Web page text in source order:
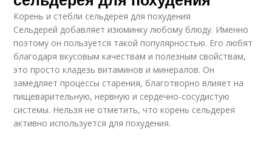
Корень и стебли сельдерея для похудения
Сельдерей добавляет изюминку любому блюду. Именно
поэтому он пользуется такой популярностью. Его любят
благодаря вкусовым качествам и полезным свойствам,
это просто кладезь витаминов и минералов. Он
замедляет процессы старения, благотворно влияет на
пищеварительную, нервную и сердечно-сосудистую
системы. Нельзя не отметить, что корень сельдерея
активно используется для похудения.